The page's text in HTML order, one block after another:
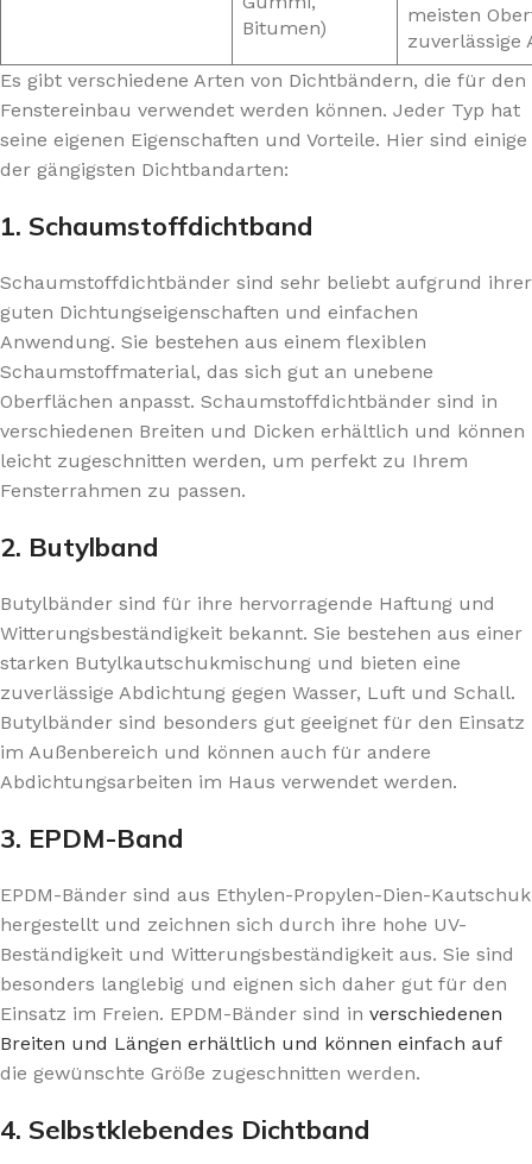
Bitumen)
meisten
zuverlässige
Es gibt verschiedene Arten von Dichtbändern, die für den
Fenstereinbau verwendet werden können. Jeder Typ hat
seine eigenen Eigenschaften und Vorteile. Hier sind einige
der gängigsten Dichtbandarten:
1. Schaumstoffdichtband
Schaumstoffdichtbänder sind sehr beliebt aufgrund ihrer
guten Dichtungseigenschaften und einfachen
Anwendung. Sie bestehen aus einem flexiblen
Schaumstoffmaterial, das sich gut an unebene
Oberflächen anpasst. Schaumstoffdichtbänder sind in
verschiedenen Breiten und Dicken erhältlich und können
leicht zugeschnitten werden, um perfekt zu Ihrem
Fensterrahmen zu passen.
2. Butylband
Butylbänder sind für ihre hervorragende Haftung und
Witterungsbeständigkeit bekannt. Sie bestehen aus einer
starken Butylkautschukmischung und bieten eine
zuverlässige Abdichtung gegen Wasser, Luft und Schall.
Butylbänder sind besonders gut geeignet für den Einsatz
im Außenbereich und können auch für andere
Abdichtungsarbeiten im Haus verwendet werden.
3. EPDM-Band
EPDM-Bänder sind aus Ethylen-Propylen-Dien-Kautschuk
hergestellt und zeichnen sich durch ihre hohe UV-
Beständigkeit und Witterungsbeständigkeit aus. Sie sind
besonders langlebig und eignen sich daher gut für den
Einsatz im Freien. EPDM-Bänder sind in verschiedenen
Breiten und Längen erhältlich und können einfach auf
die gewünschte Größe zugeschnitten werden.
4. Selbstklebendes Dichtband